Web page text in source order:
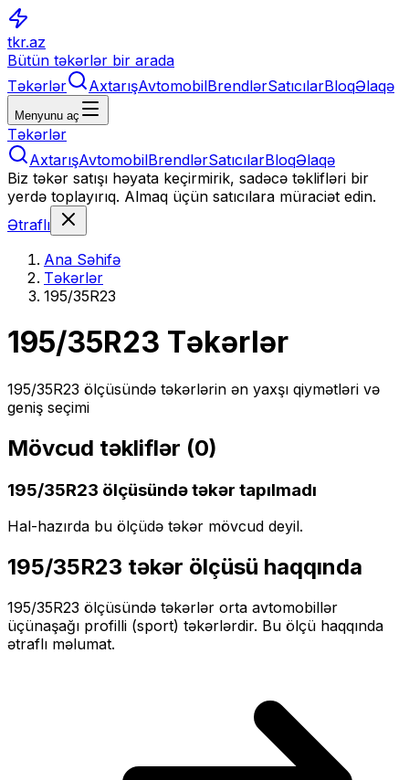
tkr.az
Bütün təkərlər bir arada
Təkərlər
AxtarışAvtomobilBrendlərSatıcılarBloqƏlaqə
Menyunu aç
Təkərlər
AxtarışAvtomobilBrendlərSatıcılarBloqƏlaqə
Biz təkər satışı həyata keçirmirik, sadəcə təklifləri bir
yerdə toplayırıq. Almaq üçün satıcılara müraciət edin.
Ətraflı
Ana Səhifə
Təkərlər
195/35R23
195/35R23 Təkərlər
195/35R23 ölçüsündə təkərlərin ən yaxşı qiymətləri və
geniş seçimi
Mövcud təkliflər (0)
195/35R23 ölçüsündə təkər tapılmadı
Hal-hazırda bu ölçüdə təkər mövcud deyil.
195/35R23 təkər ölçüsü haqqında
195/35R23 ölçüsündə təkərlər orta avtomobillər
üçünaşağı profilli (sport) təkərlərdir. Bu ölçü haqqında
ətraflı məlumat.